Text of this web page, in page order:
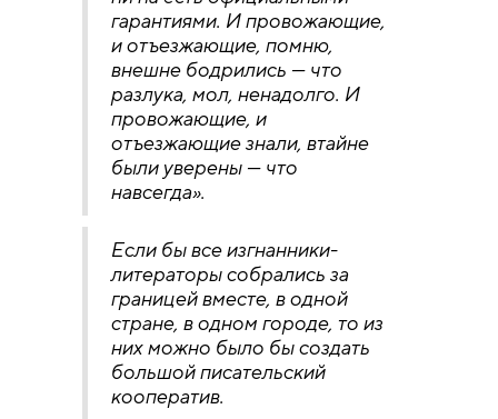
гарантиями. И провожающие,
и отъезжающие, помню,
внешне бодрились — что
разлука, мол, ненадолго. И
провожающие, и
отъезжающие знали, втайне
были уверены — что
навсегда».
Если бы все изгнанники-
литераторы собрались за
границей вместе, в одной
стране, в одном городе, то из
них можно было бы создать
большой писательский
кооператив.